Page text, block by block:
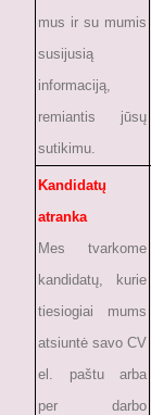
mus ir su mumis
susijusią
informaciją,
remiantis jūsų
sutikimu.
Kandidatų
atranka
Mes tvarkome
kandidatų, kurie
tiesiogiai mums
atsiuntė savo CV
el. paštu arba
per darbo